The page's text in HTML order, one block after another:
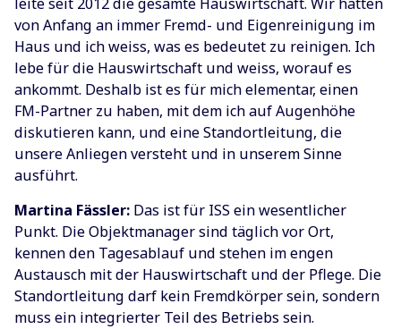
von Anfang an immer Fremd- und Eigenreinigung im
Haus und ich weiss, was es bedeutet zu reinigen. Ich
lebe für die Hauswirtschaft und weiss, worauf es
ankommt. Deshalb ist es für mich elementar, einen
FM-Partner zu haben, mit dem ich auf Augenhöhe
diskutieren kann, und eine Standortleitung, die
unsere Anliegen versteht und in unserem Sinne
ausführt.
Martina Fässler: Das ist für ISS ein wesentlicher
Punkt. Die Objektmanager sind täglich vor Ort,
kennen den Tagesablauf und stehen im engen
Austausch mit der Hauswirtschaft und der Pflege. Die
Standortleitung darf kein Fremdkörper sein, sondern
muss ein integrierter Teil des Betriebs sein.